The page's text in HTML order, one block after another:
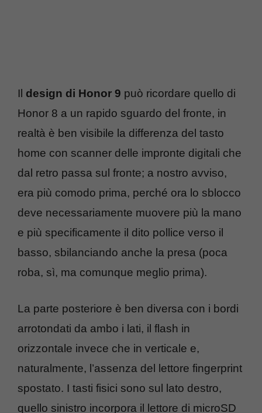
Il design di Honor 9 può ricordare quello di
Honor 8 a un rapido sguardo del fronte, in
realtà è ben visibile la differenza del tasto
home con scanner delle impronte digitali che
dal retro passa sul fronte; a nostro avviso,
era più comodo prima, perché ora lo sblocco
deve necessariamente muovere più la mano
e più specificamente il dito pollice verso il
basso, sbilanciando anche la presa (poca
roba, sì, ma comunque meglio prima).
La parte posteriore è ben diversa con i bordi
arrotondati da ambo i lati, il flash in
orizzontale invece che in verticale e,
naturalmente, l’assenza del lettore fingerprint
spostato. I tasti fisici sono sul lato destro,
quello sinistro incorpora il lettore di microSD